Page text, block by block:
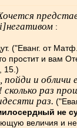
:
("Еванг. от
простит и вам
15.)
и
раз
раз.
величия и